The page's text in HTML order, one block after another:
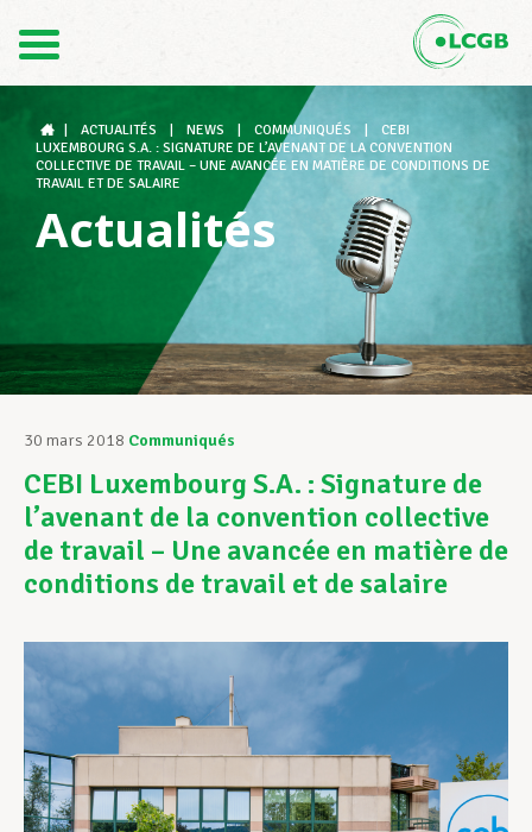
DE
Le LCGB
Structures syndicales
Assistance au Travail
Vos droits
Assistance en vie privée
Développement professionnel
ACTUALITÉS NEWS COMMUNIQUÉS
CEBI
LUXEMBOURG S.A. : SIGNATURE DE L’AVENANT DE LA CONVENTION
COLLECTIVE DE TRAVAIL – UNE AVANCÉE EN MATIÈRE DE CONDITIONS DE
TRAVAIL ET DE SALAIRE
Actualités
30 mars 2018 Communiqués
CEBI Luxembourg S.A. : Signature de
l’avenant de la convention collective
de travail – Une avancée en matière de
conditions de travail et de salaire